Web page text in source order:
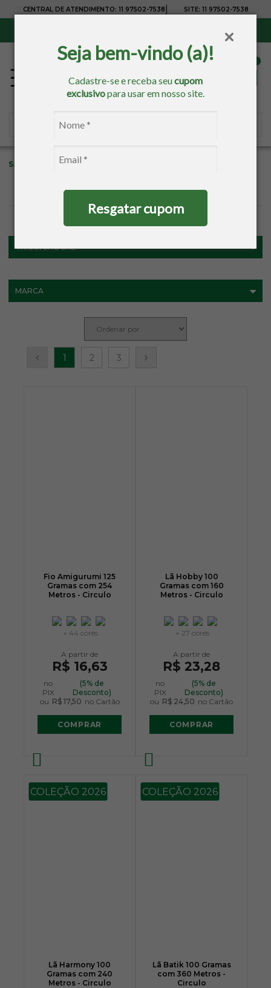
Seja bem-vindo (a)!
Cadastre-se e receba seucupom
exclusivopara usar em nosso site.
Resgatar cupom
CENTRAL DE ATENDIMENTO: 11 97502-7538 SITE: 11 97502-7538
Sacaria Tricô/Crochê
FILTROS
MARCA
TRICÔ/CROCHÊ
1 2 3
Fio Amigurumi 125
Gramas com 254
Metros - Circulo
+ 44 cores
R$ 16,63
no
PIX
(5% de
Desconto)
ou R$ 17,50 no Cartão
COMPRAR
Lã Hobby 100
Gramas com 160
Metros - Circulo
+ 27 cores
R$ 23,28
no
PIX
(5% de
Desconto)
ou R$ 24,50 no Cartão
COMPRAR
COLEÇÃO 2026
Lã Harmony 100
Gramas com 240
Metros - Circulo
COLEÇÃO 2026
Lã Batik 100 Gramas
com 360 Metros -
Circulo